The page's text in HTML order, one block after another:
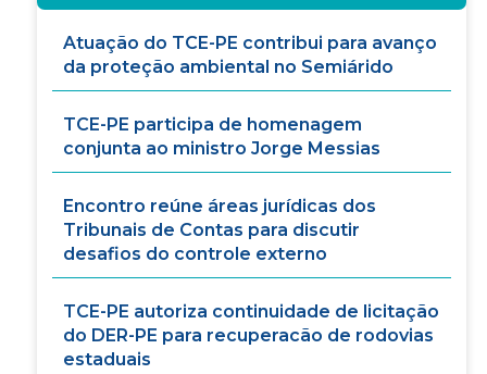
Atuação do TCE-PE contribui para avanço
da proteção ambiental no Semiárido
TCE-PE participa de homenagem
conjunta ao ministro Jorge Messias
Encontro reúne áreas jurídicas dos
Tribunais de Contas para discutir
desafios do controle externo
TCE-PE autoriza continuidade de licitação
do DER-PE para recuperacão de rodovias
estaduais